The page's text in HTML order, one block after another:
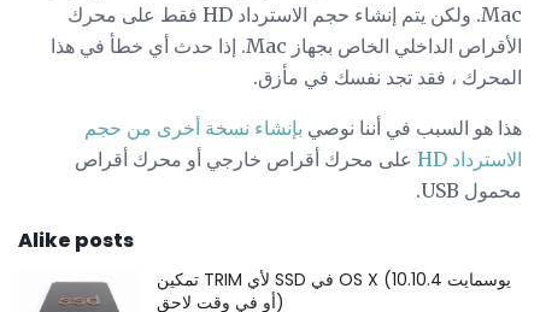
Mac. ولكن يتم إنشاء حجم الاسترداد HD فقط على محرك
الأقراص الداخلي الخاص بجهاز Mac. إذا حدث أي خطأ في هذا
المحرك ، فقد تجد نفسك في مأزق.
هذا هو السبب في أننا نوصي بإنشاء نسخة أخرى من حجم
الاسترداد HD
على محرك أقراص خارجي أو محرك أقراص
محمول USB.
Alike posts
تمكين TRIM لأي SSD في OS X (يوسمايت 10.10.4
أو في وقت لاحق)